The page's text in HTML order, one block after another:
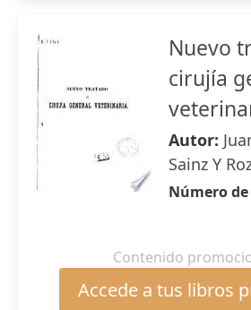
Nuevo
cirujía
Autor:
Sainz Y
Número
Contenido
Accede a tus libros